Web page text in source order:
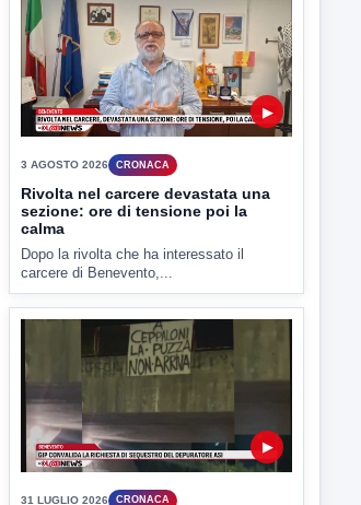
5 AGOSTO 2026 CRONACA
Schianto a Ponte Valentino: due
morti e un ferito grave
Ancora sangue sulle strade del Sannio.
Due persone hanno perso...
Rivolta nel carcere devastata una
sezione: ore di tensione poi la
calma
Dopo la rivolta che ha interessato il
carcere di Benevento,...